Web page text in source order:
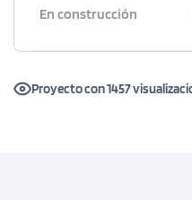
En construcción
Proyecto con 1457